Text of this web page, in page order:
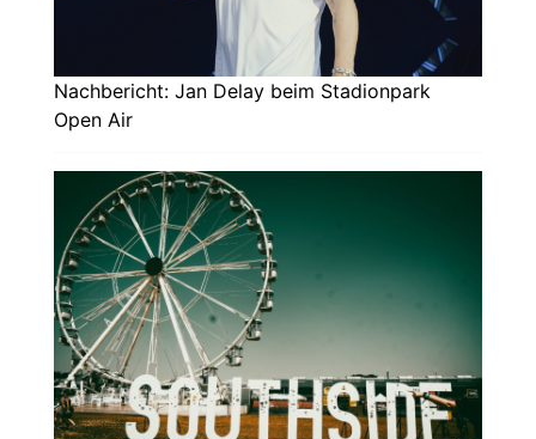
Nachbericht: Jan Delay beim Stadionpark
Open Air